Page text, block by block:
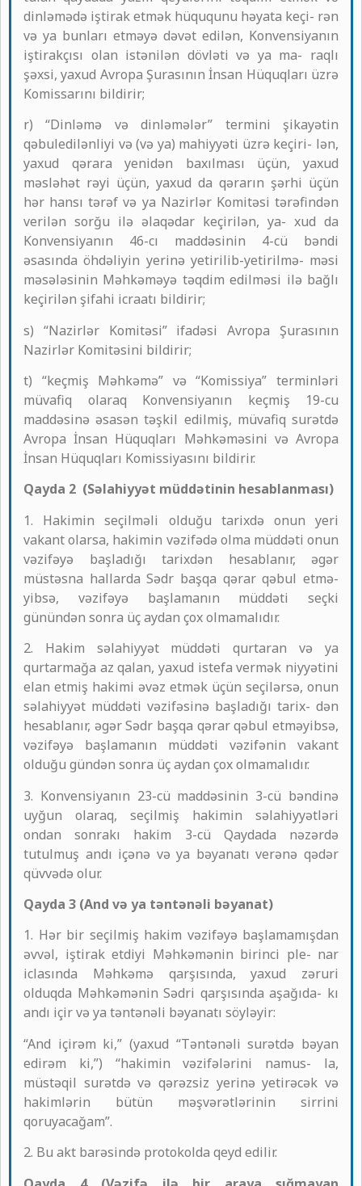
dinləmədə iştirak etmək hüququnu həyata keçi- rən
və ya bunları etməyə dəvət edilən, Konvensiyanın
iştirakçısı olan istənilən dövləti və ya ma- raqlı
şəxsi, yaxud Avropa Şurasının İnsan Hüquqları üzrə
Komissarını bildirir;
r) “Dinləmə və dinləmələr” termini şikayətin
qəbuledilənliyi və (və ya) mahiyyəti üzrə keçiri- lən,
yaxud qərara yenidən baxılması üçün, yaxud
məsləhət rəyi üçün, yaxud da qərarın şərhi üçün
hər hansı tərəf və ya Nazirlər Komitəsi tərəfindən
verilən sorğu ilə əlaqədar keçirilən, ya- xud da
Konvensiyanın 46-cı maddəsinin 4-cü bəndi
əsasında öhdəliyin yerinə yetirilib-yetirilmə- məsi
məsələsinin Məhkəməyə təqdim edilməsi ilə bağlı
keçirilən şifahi icraatı bildirir;
s) “Nazirlər Komitəsi” ifadəsi Avropa Şurasının
Nazirlər Komitəsini bildirir;
t) “keçmiş Məhkəmə” və “Komissiya” terminləri
müvafiq olaraq Konvensiyanın keçmiş 19-cu
maddəsinə əsasən təşkil edilmiş, müvafiq surətdə
Avropa İnsan Hüquqları Məhkəməsini və Avropa
İnsan Hüquqları Komissiyasını bildirir.
Qayda 2 (Səlahiyyət müddətinin hesablanması)
1. Hakimin seçilməli olduğu tarixdə onun yeri
vakant olarsa, hakimin vəzifədə olma müddəti onun
vəzifəyə başladığı tarixdən hesablanır, əgər
müstəsna hallarda Sədr başqa qərar qəbul etmə-
yibsə, vəzifəyə başlamanın müddəti seçki
günündən sonra üç aydan çox olmamalıdır.
2. Hakim səlahiyyət müddəti qurtaran və ya
qurtarmağa az qalan, yaxud istefa vermək niyyətini
elan etmiş hakimi əvəz etmək üçün seçilərsə, onun
səlahiyyət müddəti vəzifəsinə başladığı tarix- dən
hesablanır, əgər Sədr başqa qərar qəbul etməyibsə,
vəzifəyə başlamanın müddəti vəzifənin vakant
olduğu gündən sonra üç aydan çox olmamalıdır.
3. Konvensiyanın 23-cü maddəsinin 3-cü bəndinə
uyğun olaraq, seçilmiş hakimin səlahiyyətləri
ondan sonrakı hakim 3-cü Qaydada nəzərdə
tutulmuş andı içənə və ya bəyanatı verənə qədər
qüvvədə olur.
Qayda 3 (And və ya təntənəli bəyanat)
1. Hər bir seçilmiş hakim vəzifəyə başlamamışdan
əvvəl, iştirak etdiyi Məhkəmənin birinci ple- nar
iclasında Məhkəmə qarşısında, yaxud zəruri
olduqda Məhkəmənin Sədri qarşısında aşağıda- kı
andı içir və ya təntənəli bəyanatı söyləyir:
“And içirəm ki,” (yaxud “Təntənəli surətdə bəyan
edirəm ki,”) “hakimin vəzifələrini namus- la,
müstəqil surətdə və qərəzsiz yerinə yetirəcək və
hakimlərin bütün məşvərətlərinin sirrini
qoruyacağam”.
2. Bu akt barəsində protokolda qeyd edilir.